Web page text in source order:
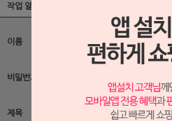
작업 알림판
이름
비밀번호
제목